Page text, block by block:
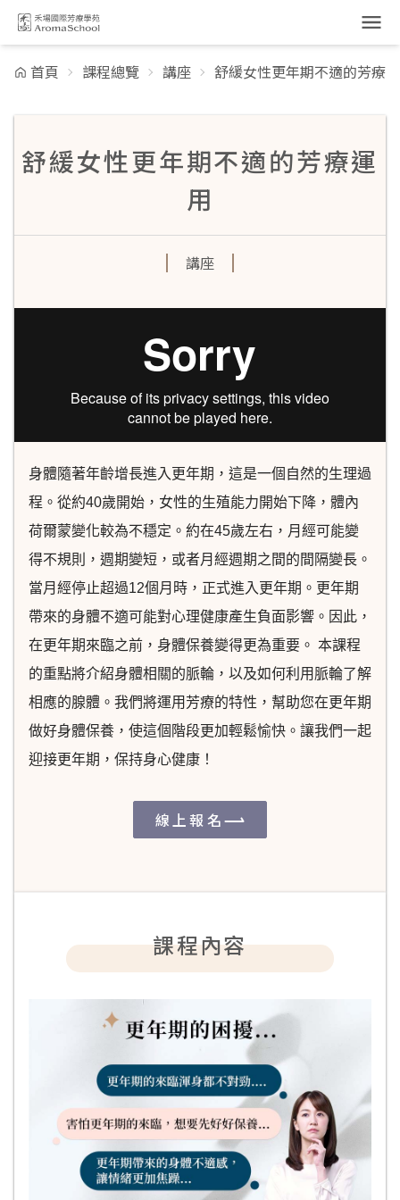
跳到主要內容
首頁 課程總覽 講座 舒緩女性更年期不適的芳療
舒緩女性更年期不適的芳療運
用
講座
身體隨著年齡增長進入更年期，這是一個自然的生理過
程。從約40歲開始，女性的生殖能力開始下降，體內
荷爾蒙變化較為不穩定。約在45歲左右，月經可能變
得不規則，週期變短，或者月經週期之間的間隔變長。
當月經停止超過12個月時，正式進入更年期。更年期
帶來的身體不適可能對心理健康產生負面影響。因此，
在更年期來臨之前，身體保養變得更為重要。 本課程
的重點將介紹身體相關的脈輪，以及如何利用脈輪了解
相應的腺體。我們將運用芳療的特性，幫助您在更年期
做好身體保養，使這個階段更加輕鬆愉快。讓我們一起
迎接更年期，保持身心健康！
線上報名
課程內容